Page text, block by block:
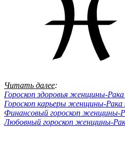
Читать далее:
Гороскоп здоровья женщины-
Гороскоп карьеры женщины-Рака
Финансовый гороскоп женщины-
Любовный гороскоп женщины-